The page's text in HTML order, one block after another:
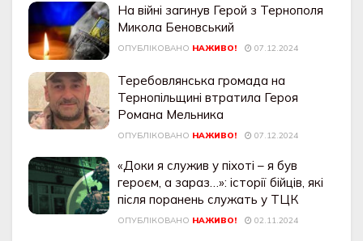
На війні загинув Герой з Тернополя
Микола Беновський
ОПУБЛІКОВАНО НАЖИВО! 07.12.2024
Теребовлянська громада на
Тернопільщині втратила Героя
Романа Мельника
ОПУБЛІКОВАНО НАЖИВО! 07.12.2024
«Доки я служив у піхоті – я був
героєм, а зараз…»: історії бійців, які
після поранень служать у ТЦК
ОПУБЛІКОВАНО НАЖИВО! 02.11.2024